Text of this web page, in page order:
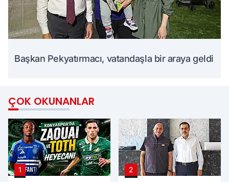
Başkan Pekyatırmacı, vatandaşla bir araya geldi
ÇOK OKUNANLAR
1 2